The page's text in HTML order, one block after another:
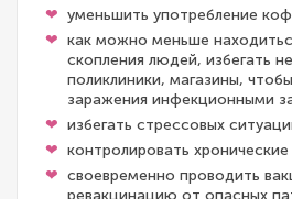
уменьшить употребление
как можно меньше
скопления людей, избегать
поликлиники, магазины,
заражения инфекционными
избегать стрессовых
контролировать хронические
своевременно проводить
ревакцинацию от опасных